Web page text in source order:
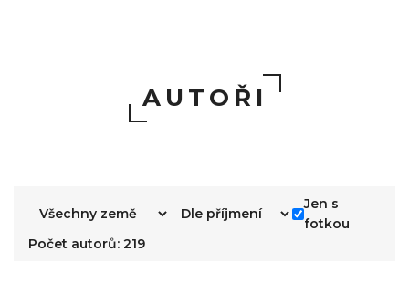
AUTOŘI
Jen s
fotkou
Počet autorů: 219